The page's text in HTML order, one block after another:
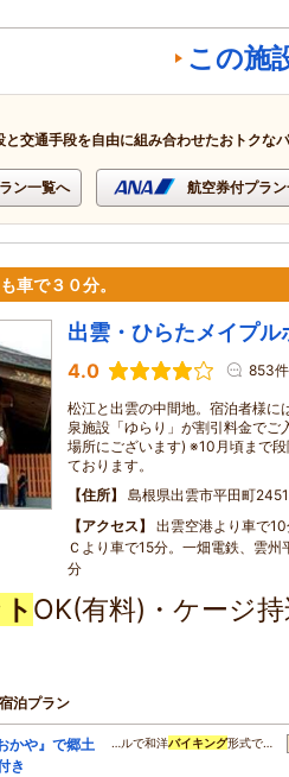
この施
と交通手段を自由に組み合わせたおトクな
ン一覧へ 航空券付プラ
車で３０分。
出雲・ひらたメイプル
4.0 853件
松江と出雲の中間地。宿泊者様に
泉施設「ゆらり」が割引料金でご
場所にございます) ※10月頃まで
ております。
住所
島根県出雲市平田町2451
アクセス
出雲空港より車で
Ｃより車で15分。一畑電鉄、雲州
分
OK(有料)・ケージ
泊プラン
かや』で郷土
き
…ルで和洋バイキング形式で…